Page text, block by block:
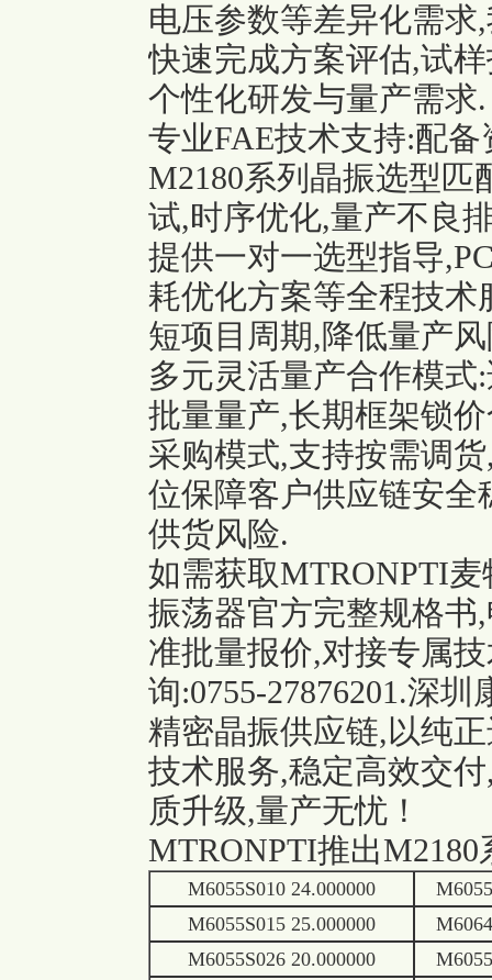
电压参数等差异化需
快速完成方案评估,试
个性化研发与量产需求.
专业FAE技术支持:配
M2180系列晶振选型
试,时序优化,量产不良
提供一对一选型指导
耗优化方案等全程技
短项目周期,降低量产
多元灵活量产合作模
批量量产,长期框架锁
采购模式,支持按需调
位保障客户供应链安
供货风险.
如需获取MTRONPTI
振荡器官方完整规格
准批量报价,对接专属
询:0755-27876201.深
精密晶振供应链,以纯
技术服务,稳定高效交
质升级,量产无忧！
MTRONPTI推出
M6055S010 24.000000
M6055S015 25.000000
M6055S026 20.000000